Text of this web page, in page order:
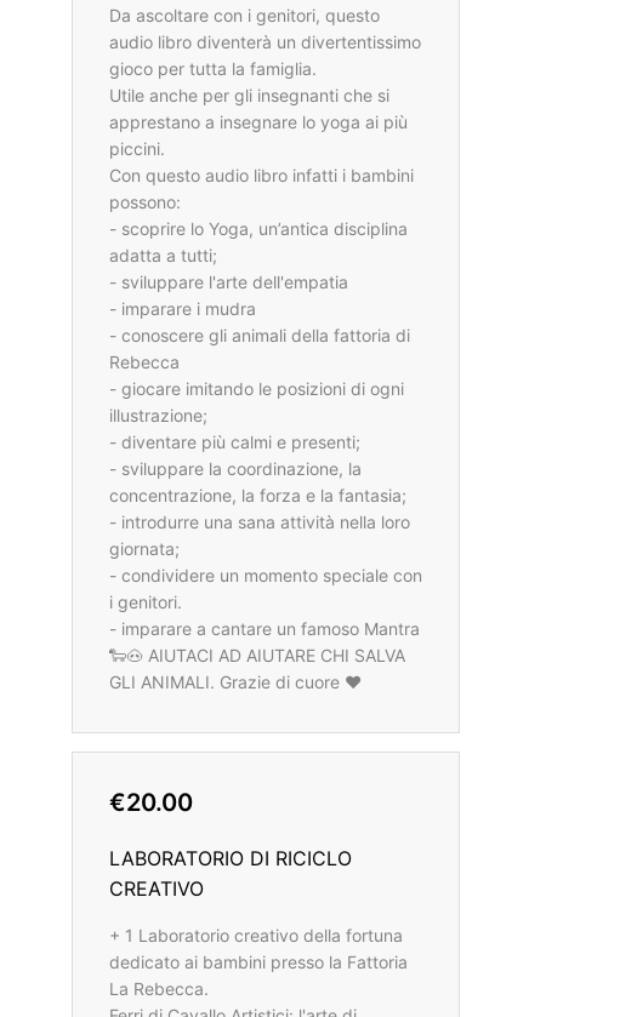
Da ascoltare con i genitori, questo
audio libro diventerà un divertentissimo
gioco per tutta la famiglia.
Utile anche per gli insegnanti che si
apprestano a insegnare lo yoga ai più
piccini.
Con questo audio libro infatti i bambini
possono:
- scoprire lo Yoga, un’antica disciplina
adatta a tutti;
- sviluppare l'arte dell'empatia
- imparare i mudra
- conoscere gli animali della fattoria di
Rebecca
- giocare imitando le posizioni di ogni
illustrazione;
- diventare più calmi e presenti;
- sviluppare la coordinazione, la
concentrazione, la forza e la fantasia;
- introdurre una sana attività nella loro
giornata;
- condividere un momento speciale con
i genitori.
- imparare a cantare un famoso Mantra
🐑🐽 AIUTACI AD AIUTARE CHI SALVA
GLI ANIMALI. Grazie di cuore ❤️
€20.00
LABORATORIO DI RICICLO
CREATIVO
+ 1 Laboratorio creativo della fortuna
dedicato ai bambini presso la Fattoria
La Rebecca.